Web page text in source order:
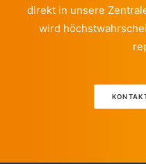
direkt in unsere
wird